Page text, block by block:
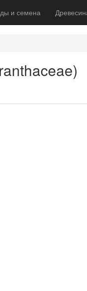
и семена